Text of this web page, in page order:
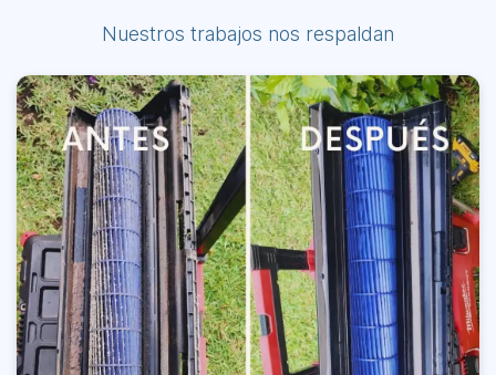
Nuestros trabajos nos respaldan